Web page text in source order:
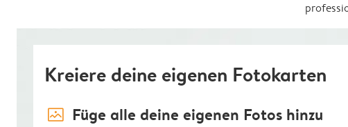
Kreiere deine eigenen Fotokarten
image_placeholder Füge alle deine eigenen Fotos hinzu